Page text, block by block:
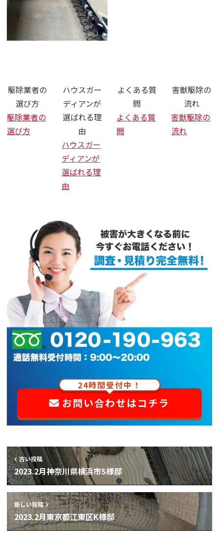
駆除業者の
選び方
駆除業者の
選び方
ハウスガー
ディアンが
選ばれる理
由
ハウスガー
ディアンが
選ばれる理
由
よくある質
問
よくある質
問
害獣駆除の
流れ
害獣駆除の
流れ
24時間受付中！
お問い合わせはコチラ
古い投稿
2023.2月神奈川県横浜市S様邸
新しい投稿
2023.2月東京都江東区K様邸